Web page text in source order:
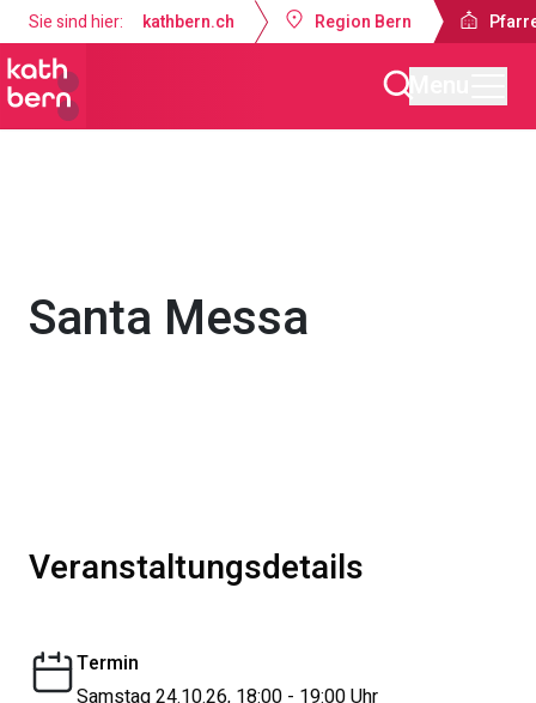
Sie sind hier: kathbern.ch Region Bern
Santa Messa
Veranstaltungsdetails
Termin
Samstag 24.10.26, 18:00 - 19:00 Uhr